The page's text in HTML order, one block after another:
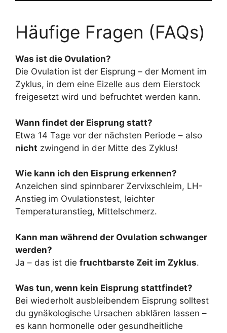
Häufige Fragen (FAQs)
Was ist die Ovulation?
Die Ovulation ist der Eisprung – der Moment im
Zyklus, in dem eine Eizelle aus dem Eierstock
freigesetzt wird und befruchtet werden kann.
Wann findet der Eisprung statt?
Etwa 14 Tage vor der nächsten Periode – also
nicht zwingend in der Mitte des Zyklus!
Wie kann ich den Eisprung erkennen?
Anzeichen sind spinnbarer Zervixschleim, LH-
Anstieg im Ovulationstest, leichter
Temperaturanstieg, Mittelschmerz.
Kann man während der Ovulation schwanger
werden?
Ja – das ist die fruchtbarste Zeit im Zyklus.
Was tun, wenn kein Eisprung stattfindet?
Bei wiederholt ausbleibendem Eisprung solltest
du gynäkologische Ursachen abklären lassen –
es kann hormonelle oder gesundheitliche